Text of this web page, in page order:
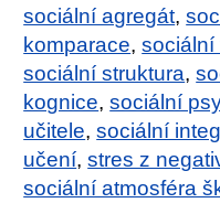
sociální agregát,
komparace,sociální
sociální struktura,
kognice,sociální
učitele,sociální
učení,stres z
sociální atmosféra